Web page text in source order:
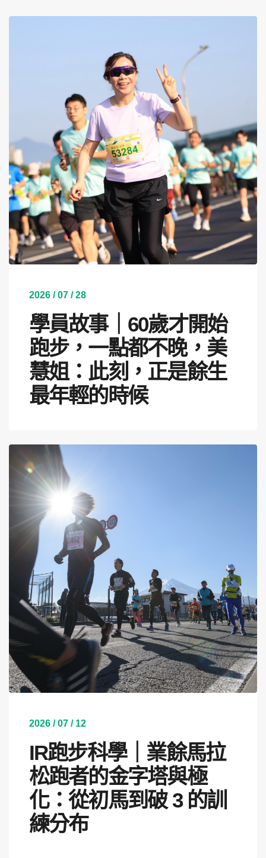
2026 / 07 / 28
學員故事｜60歲才開始
跑步，一點都不晚，美
慧姐：此刻，正是餘生
最年輕的時候
2026 / 07 / 12
IR跑步科學｜業餘馬拉
松跑者的金字塔與極
化：從初馬到破 3 的訓
練分布